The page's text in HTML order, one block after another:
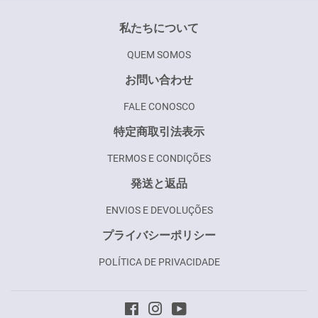
私たちについて
QUEM SOMOS
お問い合わせ
FALE CONOSCO
特定商取引法表示
TERMOS E CONDIÇÕES
発送と返品
ENVIOS E DEVOLUÇÕES
プライバシーポリシー
POLÍTICA DE PRIVACIDADE
FacebookInstagram